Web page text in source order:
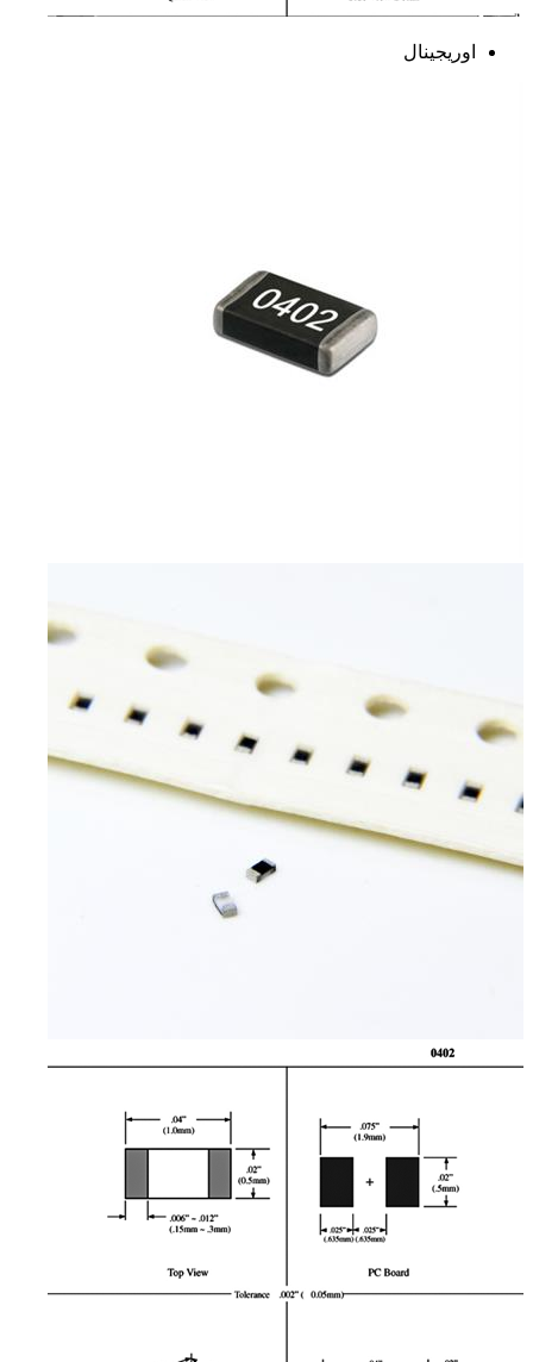
اوریجینال